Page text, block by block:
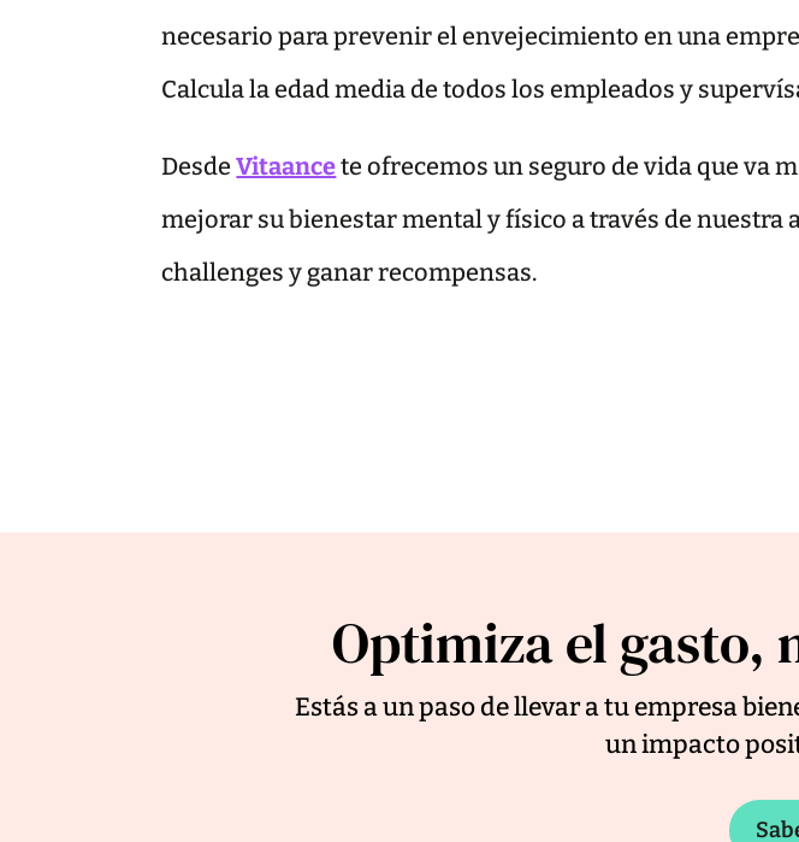
necesario para prevenir el envejecimiento en una
Calcula la edad media de todos los empleados y
Desde Vitaancete ofrecemos un seguro de vida que va
mejorar su bienestar mental y físico a través de
challenges y ganar recompensas.
Optimiza el gasto,
Estás a un paso de llevar a tu empresa
un impacto